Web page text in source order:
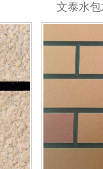
文泰水